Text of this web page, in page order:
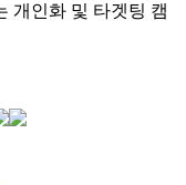
개인화 및 타겟팅 캠